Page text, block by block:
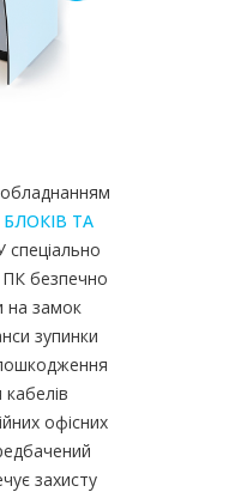
ТА
спеціально
безпечно
на замок
зупинки
офісних
захисту